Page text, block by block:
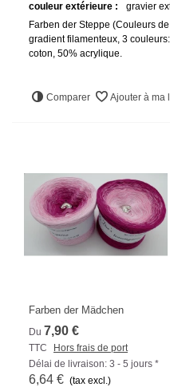
couleur extérieure :
gravier
Farben der Steppe (Couleurs
gradient filamenteux, 3
coton, 50% acrylique.
Comparer Ajouter à ma
Farben der Mädchen
Du 7,90 €
TTC
Hors frais de port
Délai de livraison: 3 - 5 jours *
6,64 € (tax excl.)